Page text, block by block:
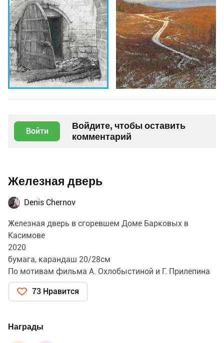
Войти
Войдите, чтобы оставить
комментарий
Железная дверь
Denis Chernov
Железная дверь в сгоревшем Доме Барковых в
Касимове
2020
бумага, карандаш 20/28см
По мотивам фильма А. Охлобыстиной и Г. Прилепина
73 Нравится
Награды